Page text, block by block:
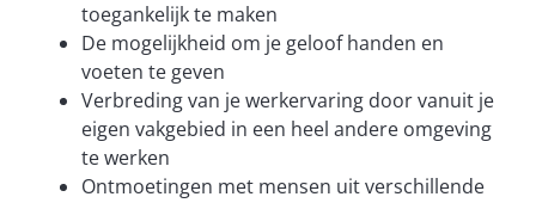
toegankelijk te maken
De mogelijkheid om je geloof handen en
voeten te geven
Verbreding van je werkervaring door vanuit je
eigen vakgebied in een heel andere omgeving
te werken
Ontmoetingen met mensen uit verschillende